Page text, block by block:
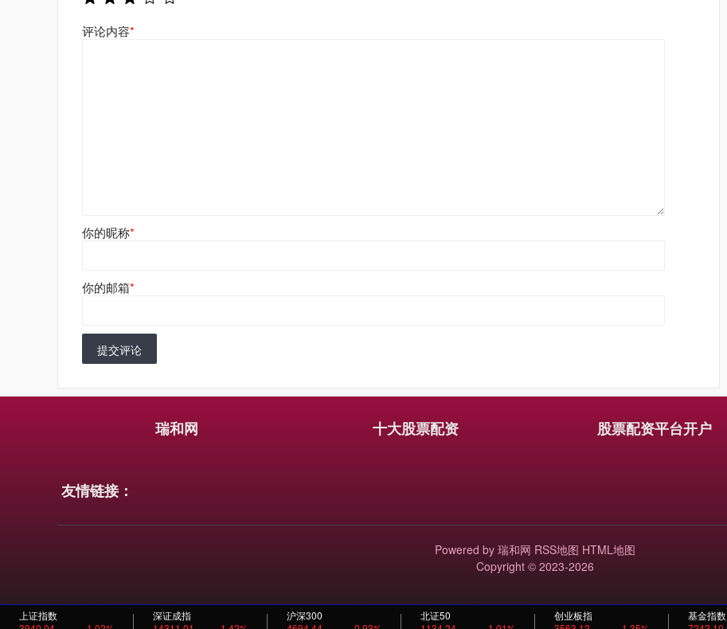
评论内容*
你的昵称*
你的邮箱*
提交评论
上证指数
深证成指
沪深300
北证50
创业板指
基金指数
瑞和网 十大股票配资 股票配资平台开户
友情链接：
Powered by 瑞和网 RSS地图 HTML地图
Copyright © 2023-2026